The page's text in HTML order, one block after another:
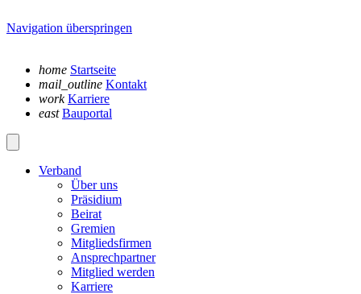
Navigation überspringen
home Startseite
mail_outline Kontakt
work Karriere
east Bauportal
Verband
Über uns
Präsidium
Beirat
Gremien
Mitgliedsfirmen
Ansprechpartner
Mitglied werden
Karriere